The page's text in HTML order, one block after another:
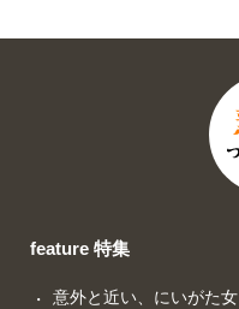
feature 特集
意外と近い、にいがた女